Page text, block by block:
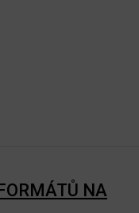
NA